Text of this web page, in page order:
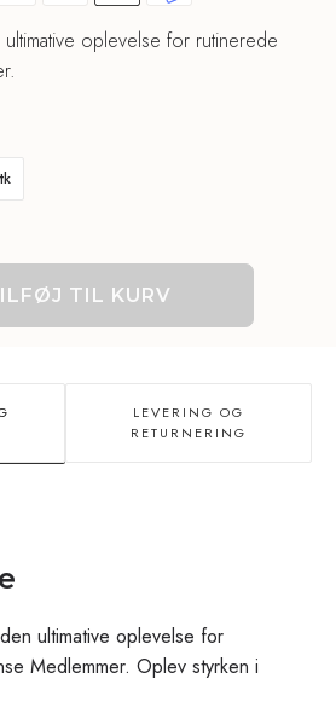
oplevelse for rutinerede
TIL KURV
LEVERING OG
RETURNERING
ultimative oplevelse for
Medlemmer. Oplev styrken i